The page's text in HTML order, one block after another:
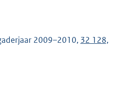
2009–2010, 32 128,